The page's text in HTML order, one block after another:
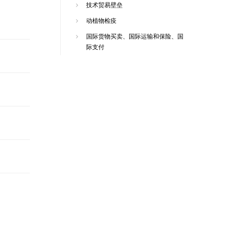
技术贸易壁垒
动植物检疫
国际货物买卖、国际运输和保险、国
际支付